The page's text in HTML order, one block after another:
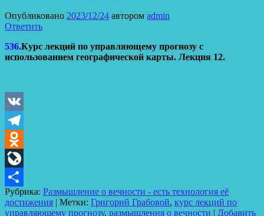
Опубликовано 2023/12/24 автором admin
Ответить
536.Курс лекций по управляющему прогнозу с
использованием географической карты. Лекция 12.
VK
Telegram
Odnoklassniki
LiveJournal
Отправить
Рубрика: Размышление о вечности - есть технология её
достижения | Метки: Григорий Грабовой, курс лекций по
управляющему прогнозу, размышления о вечности | Добавить